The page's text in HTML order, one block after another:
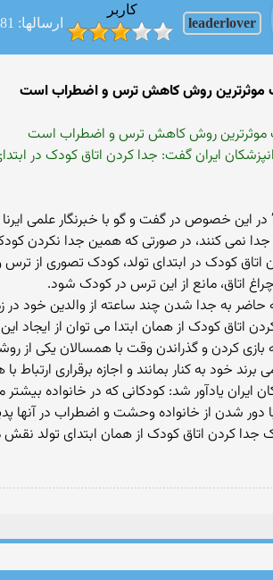
leaderlover
کاربر
ارسالها: 3981
موثرترین روش کاهش ترس و اضطراب است
موثرترین روش کاهش ترس و اضطراب است
ایران گفت: جدا کردن اتاق کودک در
در این خصوص در گفت و گو با خبرنگار علمی ایرنا
جدا نمی کنند، در صورتی که همین جدا نکردن
کودک در ابتدای تولد، کودک تصوری از
اتاق، مانع از این ترس در کودک شود.
به جدا شدن چند ساعته از والدین خود در
اتاق کودک از همان ابتدا می توان از ایجاد
بازی کردن و گذراندن وقت با همسالان یکی از
خود به کنار بمانند و اجازه برقراری ارتباط
ایران یادآور شد: کودکانی که در خانواده
دور شدن از خانواده وحشت و اضطراب در آنها
جدا کردن اتاق کودک از همان ابتدای تولد